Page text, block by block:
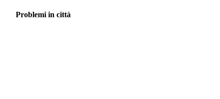
Problemi in città